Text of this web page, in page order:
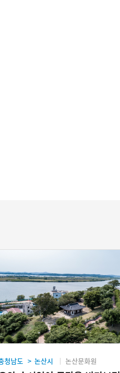
청남도 > 논산시 논산문화원